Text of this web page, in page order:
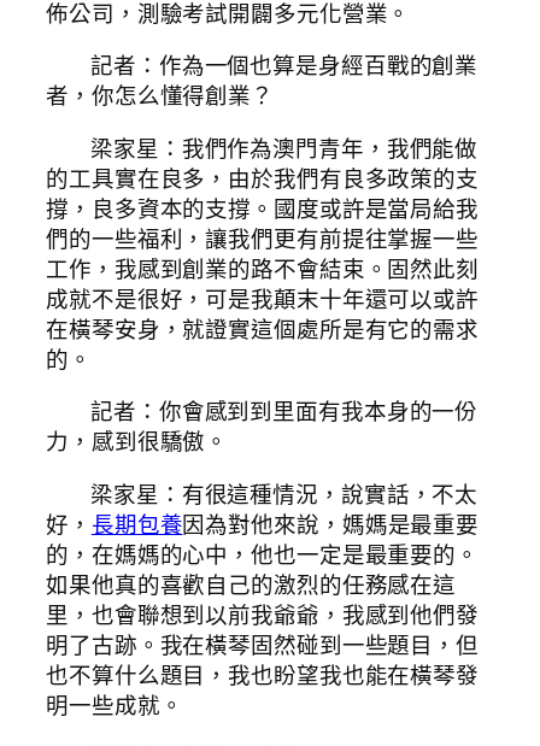
佈公司，測驗考試開闢多元化營業。
記者：作為一個也算是身經百戰的創業
者，你怎么懂得創業？
梁家星：我們作為澳門青年，我們能做
的工具實在良多，由於我們有良多政策的支
撐，良多資本的支撐。國度或許是當局給我
們的一些福利，讓我們更有前提往掌握一些
工作，我感到創業的路不會結束。固然此刻
成就不是很好，可是我顛末十年還可以或許
在橫琴安身，就證實這個處所是有它的需求
的。
記者：你會感到到里面有我本身的一份
力，感到很驕傲。
梁家星：有很這種情況，說實話，不太
好， 長期包養因為對他來說，媽媽是最重要
的，在媽媽的心中，他也一定是最重要的。
如果他真的喜歡自己的激烈的任務感在這
里，也會聯想到以前我爺爺，我感到他們發
明了古跡。我在橫琴固然碰到一些題目，但
也不算什么題目，我也盼望我也能在橫琴發
明一些成就。